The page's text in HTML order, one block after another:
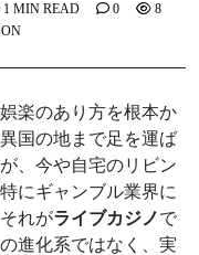
1 MIN READ 0 8
楽のあり方を根本か
国の地まで足を運ば
、今や自宅のリビン
にギャンブル業界に
れがライブカジノで
進化系ではなく、実